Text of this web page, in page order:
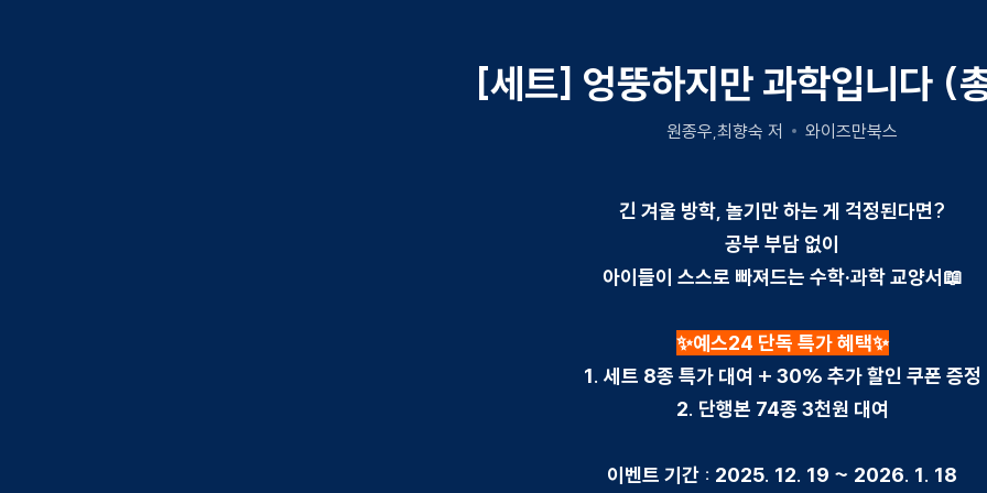
[세트] 엉뚱하지만 과학입니다 (
원종우,최향숙 저 와이즈만북스
긴 겨울 방학, 놀기만 하는 게 걱정된다면?
공부 부담 없이
아이들이 스스로 빠져드는 수학·과학 교양서📖
✨예스24 단독 특가 혜택✨
1. 세트 8종 특가 대여 + 30% 추가 할인 쿠폰 증정
2. 단행본 74종 3천원 대여
이벤트 기간 : 2025. 12. 19 ~ 2026. 1. 18